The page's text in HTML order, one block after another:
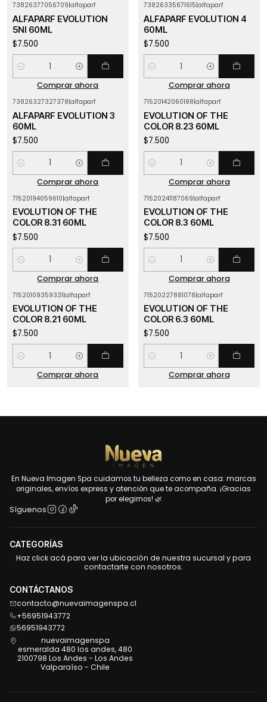
73826377056709|alfaparf
ALFAPARF EVOLUTION
5NI 60ML
$7.500
Cantidad
Comprar ahora
73826335671615|alfaparf
ALFAPARF EVOLUTION 4
60ML
$7.500
Cantidad
Comprar ahora
73826327327378|alfaparf
ALFAPARF EVOLUTION 3
60ML
$7.500
Cantidad
Comprar ahora
71520142060188|alfaparf
EVOLUTION OF THE
COLOR 8.23 60ML
$7.500
Cantidad
Comprar ahora
71520194059610|alfaparf
EVOLUTION OF THE
COLOR 8.31 60ML
$7.500
Cantidad
Comprar ahora
71520241187069|alfaparf
EVOLUTION OF THE
COLOR 8.3 60ML
$7.500
Cantidad
Comprar ahora
71520109359331|alfaparf
EVOLUTION OF THE
COLOR 8.21 60ML
$7.500
Cantidad
Comprar ahora
71520227881078|alfaparf
EVOLUTION OF THE
COLOR 6.3 60ML
$7.500
Cantidad
Comprar ahora
En Nueva Imagen Spa cuidamos tu belleza como en casa: marcas
originales, envíos express y atención que te acompaña. ¡Gracias
por elegirnos! 🌿
Síguenos
CATEGORÍAS
Haz click acá para ver la ubicación de nuestra sucursal y para
contactarte con nosotros.
CONTÁCTANOS
contacto@nuevaimagenspa.cl
+56951943772
56951943772
nuevaimagenspa
esmeralda 480 los andes, 480
2100798 Los Andes - Los Andes
Valparaíso - Chile